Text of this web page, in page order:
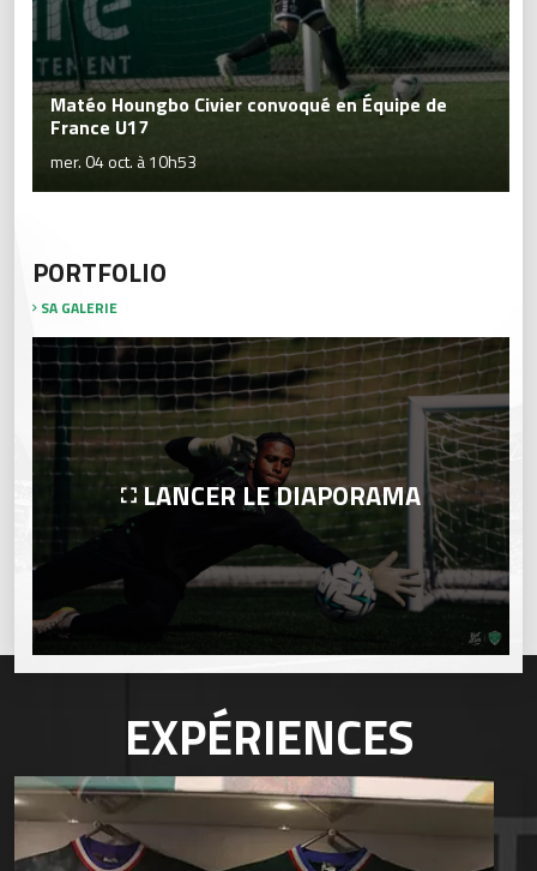
Matéo Houngbo Civier convoqué en Équipe de
France U17
mer. 04 oct. à 10h53
PORTFOLIO
SA GALERIE
LANCER LE DIAPORAMA
EXPÉRIENCES